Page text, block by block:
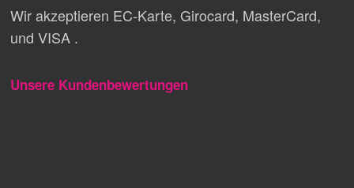
Wir akzeptieren EC-Karte, Girocard, MasterCard,
und VISA .
Unsere Kundenbewertungen